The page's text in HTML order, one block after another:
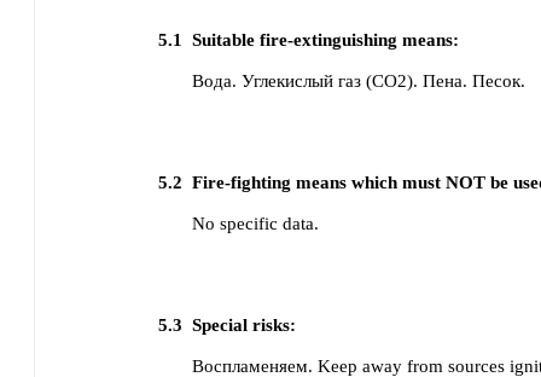
5.1 Suitable fire-extinguishing means:
Вода. Углекислый газ (CO2). Пена. Песок.
5.2 Fire-fighting means which must NOT be
No specific data.
5.3 Special risks:
Воспламеняем. Keep away from sources